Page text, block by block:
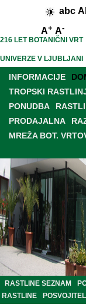
abc
A+ A-
216 LET BOTANIČNI VRT
UNIVERZE V LJUBLJANI
INFORMACIJE
TROPSKI
PONUDBA
PRODAJALNA
MREŽA BOT.
RASTLINE SEZNAM
RASTLINE